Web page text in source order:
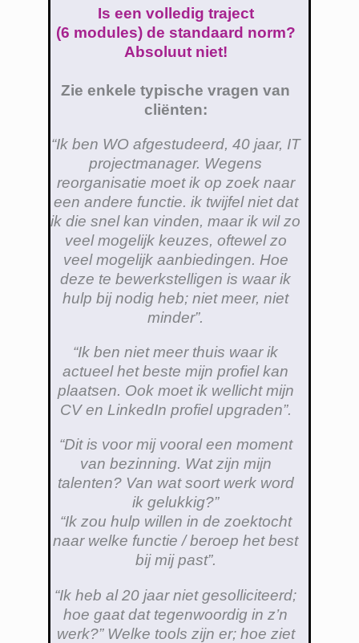
Is een volledig traject
(6 modules) de standaard norm?
Absoluut niet!
Zie enkele typische vragen van
cliënten:
“Ik ben WO afgestudeerd, 40 jaar, IT
projectmanager. Wegens
reorganisatie moet ik op zoek naar
een andere functie. ik twijfel niet dat
ik die snel kan vinden, maar ik wil zo
veel mogelijk keuzes, oftewel zo
veel mogelijk aanbiedingen. Hoe
deze te bewerkstelligen is waar ik
hulp bij nodig heb; niet meer, niet
minder”.
“Ik ben niet meer thuis waar ik
actueel het beste mijn profiel kan
plaatsen. Ook moet ik wellicht mijn
CV en LinkedIn profiel upgraden”.
“Dit is voor mij vooral een moment
van bezinning. Wat zijn mijn
talenten? Van wat soort werk word
ik gelukkig?”
“Ik zou hulp willen in de zoektocht
naar welke functie / beroep het best
bij mij past”.
“Ik heb al 20 jaar niet gesolliciteerd;
hoe gaat dat tegenwoordig in z’n
werk?” Welke tools zijn er; hoe ziet